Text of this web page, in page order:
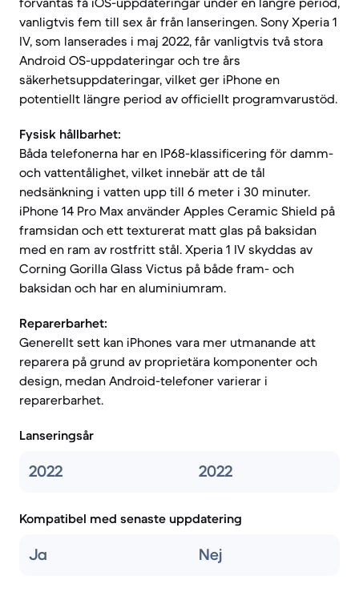
vanligtvis fem till sex år från lanseringen. Sony Xperia 1
IV, som lanserades i maj 2022, får vanligtvis två stora
Android OS-uppdateringar och tre års
säkerhetsuppdateringar, vilket ger iPhone en
potentiellt längre period av officiellt programvarustöd.
Fysisk hållbarhet:
Båda telefonerna har en IP68-klassificering för damm-
och vattentålighet, vilket innebär att de tål
nedsänkning i vatten upp till 6 meter i 30 minuter.
iPhone 14 Pro Max använder Apples Ceramic Shield på
framsidan och ett texturerat matt glas på baksidan
med en ram av rostfritt stål. Xperia 1 IV skyddas av
Corning Gorilla Glass Victus på både fram- och
baksidan och har en aluminiumram.
Reparerbarhet:
Generellt sett kan iPhones vara mer utmanande att
reparera på grund av proprietära komponenter och
design, medan Android-telefoner varierar i
reparerbarhet.
Lanseringsår
2022 2022
Kompatibel med senaste uppdatering
Ja Nej